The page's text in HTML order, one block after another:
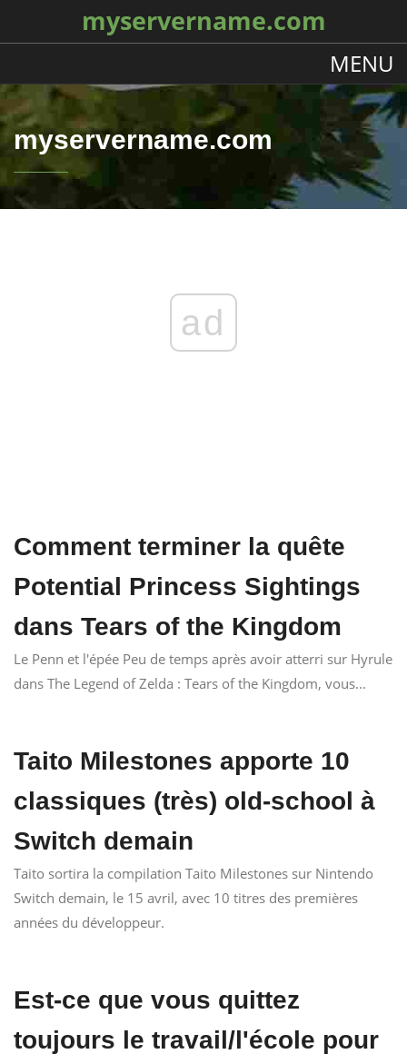
myservername.com
MENU
myservername.com
ad
Comment terminer la quête
Potential Princess Sightings
dans Tears of the Kingdom
Le Penn et l'épée Peu de temps après avoir atterri sur Hyrule
dans The Legend of Zelda : Tears of the Kingdom, vous...
Taito Milestones apporte 10
classiques (très) old-school à
Switch demain
Taito sortira la compilation Taito Milestones sur Nintendo
Switch demain, le 15 avril, avec 10 titres des premières
années du développeur.
Est-ce que vous quittez
toujours le travail/l'école pour